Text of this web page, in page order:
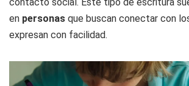
en personas que buscan conectar con
expresan con facilidad.